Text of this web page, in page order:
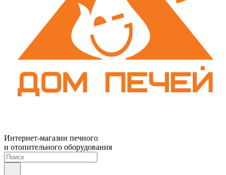
Интернет-магазин печного
и отопительного оборудования